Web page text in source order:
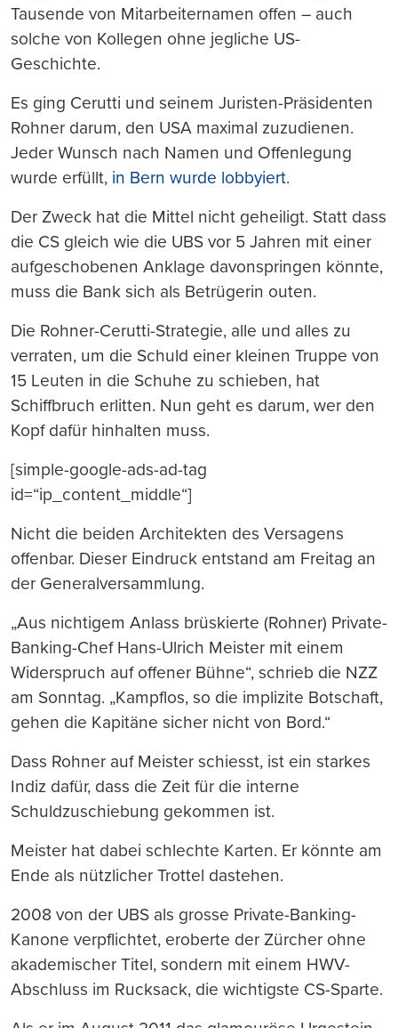
Tausende von Mitarbeiternamen offen – auch
solche von Kollegen ohne jegliche US-
Geschichte.
Es ging Cerutti und seinem Juristen-Präsidenten
Rohner darum, den USA maximal zuzudienen.
Jeder Wunsch nach Namen und Offenlegung
wurde erfüllt, in Bern wurde lobbyiert.
Der Zweck hat die Mittel nicht geheiligt. Statt dass
die CS gleich wie die UBS vor 5 Jahren mit einer
aufgeschobenen Anklage davonspringen könnte,
muss die Bank sich als Betrügerin outen.
Die Rohner-Cerutti-Strategie, alle und alles zu
verraten, um die Schuld einer kleinen Truppe von
15 Leuten in die Schuhe zu schieben, hat
Schiffbruch erlitten. Nun geht es darum, wer den
Kopf dafür hinhalten muss.
[simple-google-ads-ad-tag
id=“ip_content_middle“]
Nicht die beiden Architekten des Versagens
offenbar. Dieser Eindruck entstand am Freitag an
der Generalversammlung.
„Aus nichtigem Anlass brüskierte (Rohner) Private-
Banking-Chef Hans-Ulrich Meister mit einem
Widerspruch auf offener Bühne“, schrieb die NZZ
am Sonntag. „Kampflos, so die implizite Botschaft,
gehen die Kapitäne sicher nicht von Bord.“
Dass Rohner auf Meister schiesst, ist ein starkes
Indiz dafür, dass die Zeit für die interne
Schuldzuschiebung gekommen ist.
Meister hat dabei schlechte Karten. Er könnte am
Ende als nützlicher Trottel dastehen.
2008 von der UBS als grosse Private-Banking-
Kanone verpflichtet, eroberte der Zürcher ohne
akademischer Titel, sondern mit einem HWV-
Abschluss im Rucksack, die wichtigste CS-Sparte.